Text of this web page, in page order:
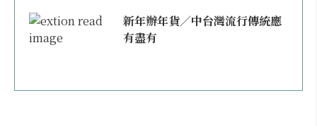
新年辦年貨／中台灣流行傳統應
有盡有